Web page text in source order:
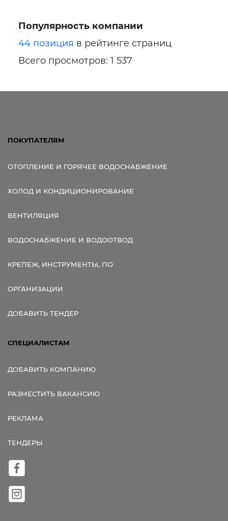
Ссылка для мобильных устройств
Популярность компании
44 позиция в рейтинге страниц
Всего просмотров: 1 537
ПОКУПАТЕЛЯМ
ОТОПЛЕНИЕ И ГОРЯЧЕЕ ВОДОСНАБЖЕНИЕ
ХОЛОД И КОНДИЦИОНИРОВАНИЕ
ВЕНТИЛЯЦИЯ
ВОДОСНАБЖЕНИЕ И ВОДООТВОД
КРЕПЕЖ, ИНСТРУМЕНТЫ, ПО
ОРГАНИЗАЦИИ
ДОБАВИТЬ ТЕНДЕР
СПЕЦИАЛИСТАМ
ДОБАВИТЬ КОМПАНИЮ
РАЗМЕСТИТЬ ВАКАНСИЮ
РЕКЛАМА
ТЕНДЕРЫ